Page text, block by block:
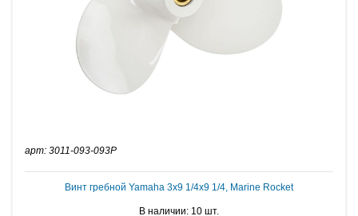
арт: 3011-093-093P
Винт гребной Yamaha 3x9 1/4x9 1/4, Marine Rocket
В наличии: 10 шт.